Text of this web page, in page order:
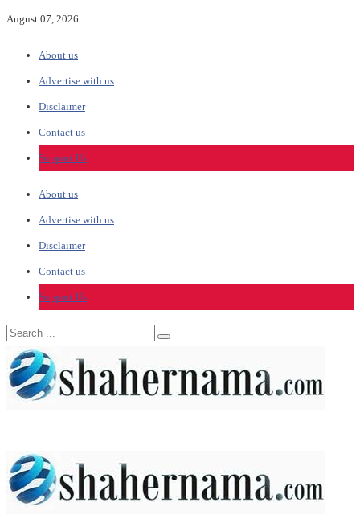
August 07, 2026
About us
Advertise with us
Disclaimer
Contact us
Support Us
About us
Advertise with us
Disclaimer
Contact us
Support Us